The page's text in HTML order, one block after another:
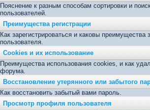
Пояснение к разным способам сортировки и
пользователей.
Преимущества регистрации
Как зарегистрироваться и каковы преимущества
пользователя.
Cookies и их использование
Преимущества использования cookies, и как
форума.
Восстановление утерянного или забытого
Как восстановить забытый вами пароль.
Просмотр профиля пользователя